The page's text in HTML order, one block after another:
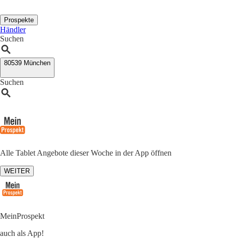
Prospekte
Händler
Suchen
80539 München
Suchen
Alle Tablet Angebote dieser Woche in der App öffnen
WEITER
MeinProspekt
auch als App!